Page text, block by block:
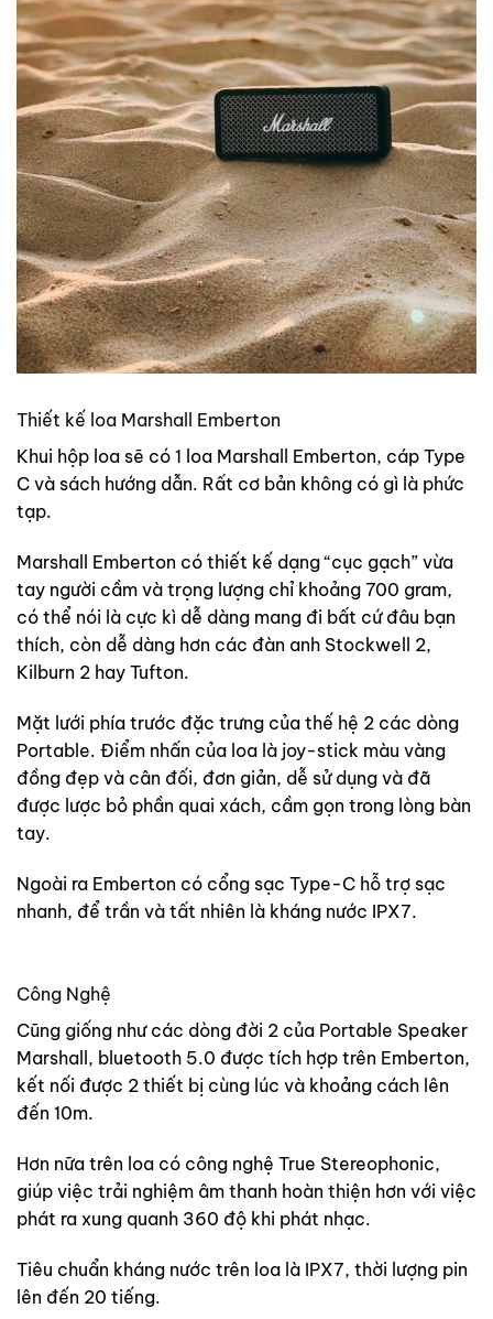
Thiết kế loa Marshall Emberton
Khui hộp loa sẽ có 1 loa Marshall Emberton, cáp Type
C và sách hướng dẫn. Rất cơ bản không có gì là phức
tạp.
Marshall Emberton có thiết kế dạng “cục gạch” vừa
tay người cầm và trọng lượng chỉ khoảng 700 gram,
có thể nói là cực kì dễ dàng mang đi bất cứ đâu bạn
thích, còn dễ dàng hơn các đàn anh Stockwell 2,
Kilburn 2 hay Tufton.
Mặt lưới phía trước đặc trưng của thế hệ 2 các dòng
Portable. Điểm nhấn của loa là joy-stick màu vàng
đồng đẹp và cân đối, đơn giản, dễ sử dụng và đã
được lược bỏ phần quai xách, cầm gọn trong lòng bàn
tay.
Ngoài ra Emberton có cổng sạc Type-C hỗ trợ sạc
nhanh, để trần và tất nhiên là kháng nước IPX7.
Công Nghệ
Cũng giống như các dòng đời 2 của Portable Speaker
Marshall, bluetooth 5.0 được tích hợp trên Emberton,
kết nối được 2 thiết bị cùng lúc và khoảng cách lên
đến 10m.
Hơn nữa trên loa có công nghệ True Stereophonic,
giúp việc trải nghiệm âm thanh hoàn thiện hơn với việc
phát ra xung quanh 360 độ khi phát nhạc.
Tiêu chuẩn kháng nước trên loa là IPX7, thời lượng pin
lên đến 20 tiếng.